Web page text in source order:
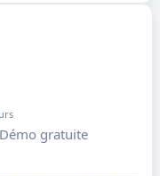
Démo gratuite